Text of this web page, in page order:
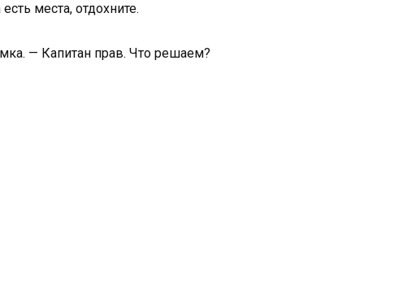
места, отдохните.
— Капитан прав. Что решаем?